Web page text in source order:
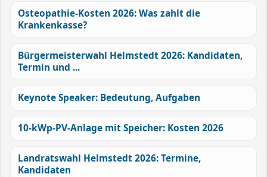
Osteopathie-Kosten 2026: Was zahlt die
Krankenkasse?
Bürgermeisterwahl Helmstedt 2026: Kandidaten,
Termin und ...
Keynote Speaker: Bedeutung, Aufgaben
10-kWp-PV-Anlage mit Speicher: Kosten 2026
Landratswahl Helmstedt 2026: Termine,
Kandidaten